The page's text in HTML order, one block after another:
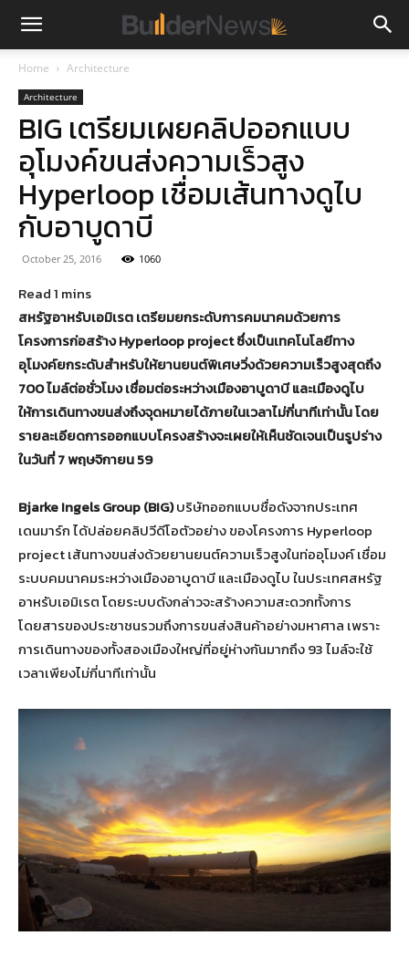
Home Architecture
Architecture
BIG เตรียมเผยคลิปออกแบบ
อุโมงค์ขนส่งความเร็วสูง
Hyperloop เชื่อมเส้นทางดูไบ
กับอาบูดาบี
October 25, 2016 1060
สหรัฐอาหรับเอมิเรต เตรียมยกระดับการคมนาคมด้วยการ
โครงการก่อสร้าง Hyperloop project ซึ่งเป็นเทคโนโลยีทาง
อุโมงค์ยกระดับสำหรับให้ยานยนต์พิเศษวิ่งด้วยความเร็วสูงสุดถึง
700 ไมล์ต่อชั่วโมง เชื่อมต่อระหว่างเมืองอาบูดาบี และเมืองดูไบ
ให้การเดินทางขนส่งถึงจุดหมายได้ภายในเวลาไม่กี่นาทีเท่านั้น โดย
รายละเอียดการออกแบบโครงสร้างจะเผยให้เห็นชัดเจนเป็นรูปร่าง
ในวันที่ 7 พฤษจิกายน 59
Bjarke Ingels Group (BIG)บริษัทออกแบบชื่อดังจากประเทศ
เดนมาร์ก ได้ปล่อยคลิปวีดีโอตัวอย่าง ของโครงการ Hyperloop
project เส้นทางขนส่งด้วยยานยนต์ความเร็วสูงในท่ออุโมงค์ เชื่อม
ระบบคมนาคมระหว่างเมืองอาบูดาบี และเมืองดูไบ ในประเทศสหรัฐ
อาหรับเอมิเรต โดยระบบดังกล่าวจะสร้างความสะดวกทั้งการ
โดยสารของประชาชนรวมถึงการขนส่งสินค้าอย่างมหาศาล เพราะ
การเดินทางของทั้งสองเมืองใหญ่ที่อยู่ห่างกันมากถึง 93 ไมล์จะใช้
เวลาเพียงไม่กี่นาทีเท่านั้น